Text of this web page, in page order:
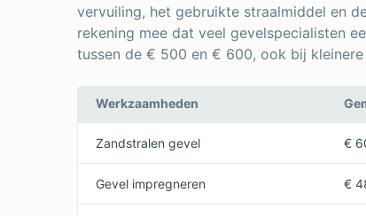
vervuiling, het gebruikte straalmiddel en
rekening mee dat veel gevelspecialisten
tussen de € 500 en € 600, ook bij kleinere
Werkzaamheden
Zandstralen gevel €
Gevel impregneren €